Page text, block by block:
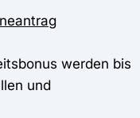
werden bis
und